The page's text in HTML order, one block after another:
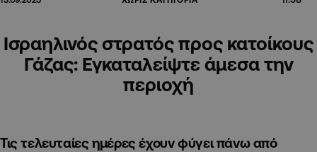
Ισραηλινός στρατός προς κατοίκους
Γάζας: Εγκαταλείψτε άμεσα την
περιοχή
Τις τελευταίες ημέρες έχουν φύγει πάνω από